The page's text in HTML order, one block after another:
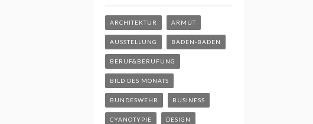
ARCHITEKTUR ARMUT
AUSSTELLUNG BADEN-BADEN
BERUF&BERUFUNG
BILD DES MONATS
BUNDESWEHR BUSINESS
CYANOTYPIE DESIGN